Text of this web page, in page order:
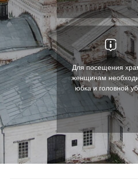
Для посещения
женщинам
юбка и головной